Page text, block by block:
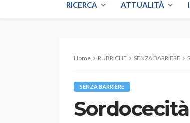
RICERCA ATTUALITÀ
Home RUBRICHE SENZA BARRIERE
SENZA BARRIERE